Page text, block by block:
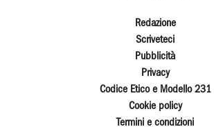
Redazione
Scriveteci
Pubblicità
Privacy
Codice Etico e Modello 231
Cookie policy
Termini e condizioni